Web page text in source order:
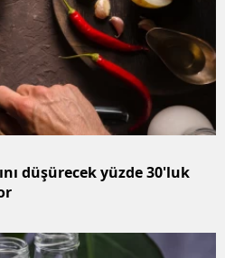
düşürecek yüzde 30'luk